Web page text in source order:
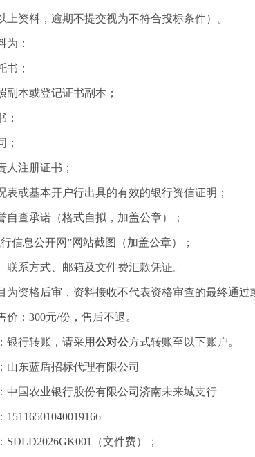
上资料，逾期不提交视为不符合投标条件）。
为：
；
本或登记证书副本；
；
；
注册证书；
或基本开户行出具的有效的银行资信证明；
查承诺（格式自拟，加盖公章）；
信息公开网”网站截图（加盖公章）；
系方式、邮箱及文件费汇款凭证。
为资格后审，资料接收不代表资格审查的最终通过
价： 300元/份，售后不退。
银行转账，请采用公对公方式转账至以下账户。
山东蓝盾招标代理有限公司
中国农业银行股份有限公司济南未来城支行
15116501040019166
SDLD2026GK001（文件费）；